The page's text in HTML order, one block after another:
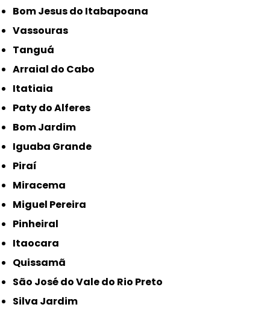
Bom Jesus do Itabapoana
Vassouras
Tanguá
Arraial do Cabo
Itatiaia
Paty do Alferes
Bom Jardim
Iguaba Grande
Piraí
Miracema
Miguel Pereira
Pinheiral
Itaocara
Quissamã
São José do Vale do Rio Preto
Silva Jardim